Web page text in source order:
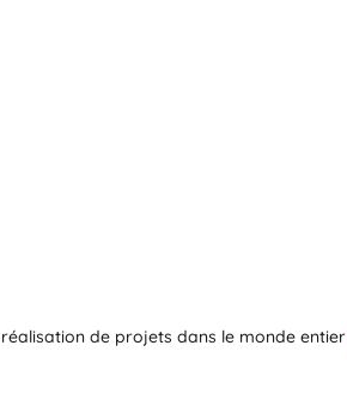
de projets dans le monde entier